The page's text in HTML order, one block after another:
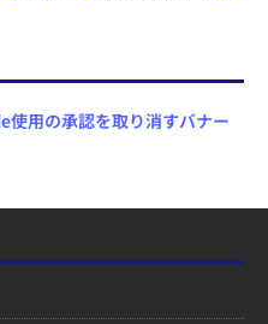
使用の承認を取り消すバナー